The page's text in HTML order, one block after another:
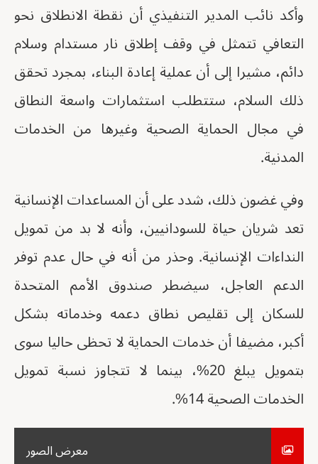
وأكد نائب المدير التنفيذي أن نقطة الانطلاق نحو
التعافي تتمثل في وقف إطلاق نار مستدام وسلام
دائم، مشيرا إلى أن عملية إعادة البناء، بمجرد تحقق
ذلك السلام، ستتطلب استثمارات واسعة النطاق
في مجال الحماية الصحية وغيرها من الخدمات
المدنية.
وفي غضون ذلك، شدد على أن المساعدات الإنسانية
تعد شريان حياة للسودانيين، وأنه لا بد من تمويل
النداءات الإنسانية. وحذر من أنه في حال عدم توفر
الدعم العاجل، سيضطر صندوق الأمم المتحدة
للسكان إلى تقليص نطاق دعمه وخدماته بشكل
أكبر، مضيفا أن خدمات الحماية لا تحظى حاليا سوى
بتمويل يبلغ 20%، بينما لا تتجاوز نسبة تمويل
الخدمات الصحية 14%.
معرض الصور